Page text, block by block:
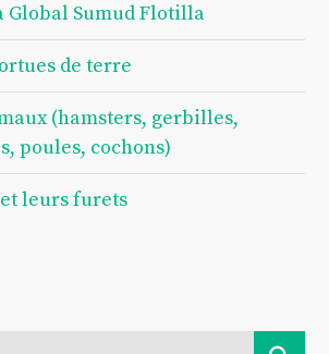
Sumud Flotilla
de terre
(hamsters, gerbilles,
poules, cochons)
leurs furets